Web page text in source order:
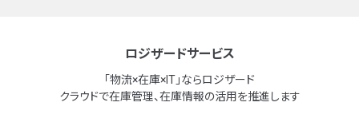
ロジザードサービス
「物流×在庫×IT」ならロジザード
クラウドで在庫管理、在庫情報の活用を推進します